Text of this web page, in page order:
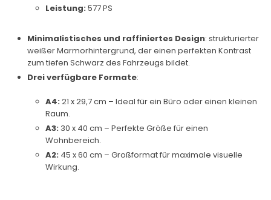
Leistung:577 PS
Minimalistisches und raffiniertes Design: strukturierter
weißer Marmorhintergrund, der einen perfekten Kontrast
zum tiefen Schwarz des Fahrzeugs bildet.
Drei verfügbare Formate:
A4:21 x 29,7 cm – Ideal für ein Büro oder einen kleinen
Raum.
A3: 30 x 40 cm – Perfekte Größe für einen
Wohnbereich.
A2: 45 x 60 cm – Großformat für maximale visuelle
Wirkung.